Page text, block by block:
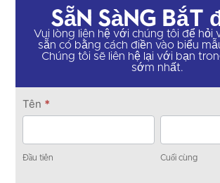
Sẵn sàng bắt
Vui lòng liên hệ với chúng tôi để hỏi
sẵn có bằng cách điền vào biểu
Chúng tôi sẽ liên hệ lại với bạn
sớm nhất.
Liên
hệ
Tên *
tiên
Đầu tiên
cùng
Cuối cùng